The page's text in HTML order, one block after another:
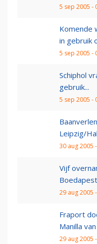
5 sep 2005 -
Komende
in gebruik
5 sep 2005 -
Schiphol
gebruik...
5 sep 2005 -
Leipzig/
30 aug 2005
Vijf
Boedapest
29 aug 2005
Fraport
Manilla
29 aug 2005